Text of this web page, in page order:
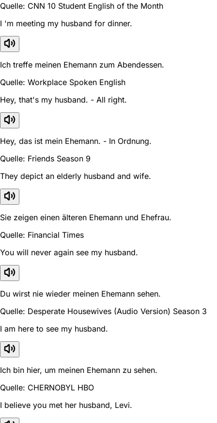
Quelle: CNN 10 Student English of the Month
I 'm meeting my husband for dinner.
Ich treffe meinen Ehemann zum Abendessen.
Quelle: Workplace Spoken English
Hey, that's my husband. - All right.
Hey, das ist mein Ehemann. - In Ordnung.
Quelle: Friends Season 9
They depict an elderly husband and wife.
Sie zeigen einen älteren Ehemann und Ehefrau.
Quelle: Financial Times
You will never again see my husband.
Du wirst nie wieder meinen Ehemann sehen.
Quelle: Desperate Housewives (Audio Version) Season 3
I am here to see my husband.
Ich bin hier, um meinen Ehemann zu sehen.
Quelle: CHERNOBYL HBO
I believe you met her husband, Levi.